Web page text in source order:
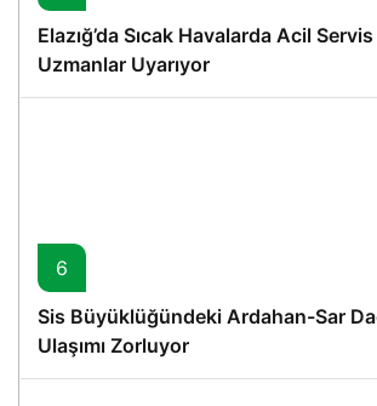
Elazığ’da Sıcak Havalarda Acil
Uzmanlar Uyarıyor
6
Sis Büyüklüğündeki Ardahan-Sar
Ulaşımı Zorluyor